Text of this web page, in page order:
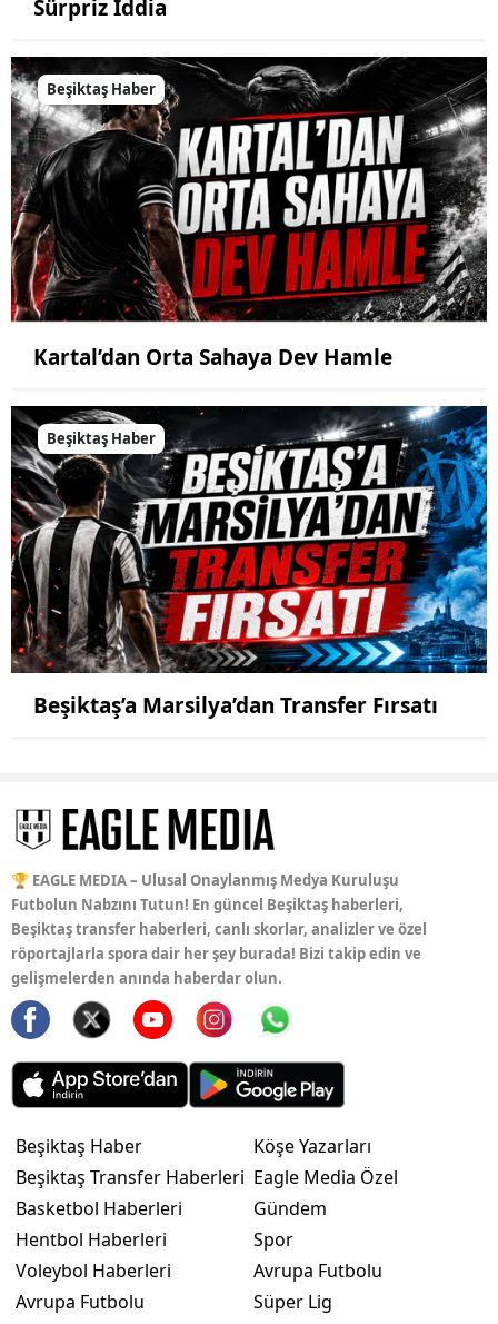
Sürpriz İddia
Beşiktaş Haber
Kartal’dan Orta Sahaya Dev Hamle
Beşiktaş Haber
Beşiktaş’a Marsilya’dan Transfer Fırsatı
🏆 EAGLE MEDIA – Ulusal Onaylanmış Medya Kuruluşu
Futbolun Nabzını Tutun! En güncel Beşiktaş haberleri,
Beşiktaş transfer haberleri, canlı skorlar, analizler ve özel
röportajlarla spora dair her şey burada! Bizi takip edin ve
gelişmelerden anında haberdar olun.
Beşiktaş Haber
Beşiktaş Transfer Haberleri
Basketbol Haberleri
Hentbol Haberleri
Voleybol Haberleri
Avrupa Futbolu
Köşe Yazarları
Eagle Media Özel
Gündem
Spor
Avrupa Futbolu
Süper Lig